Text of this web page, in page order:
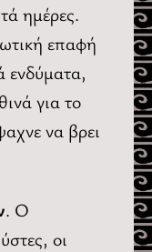
ημέρες.
επαφή
ενδύματα,
για το
να βρει
. Ο
οι